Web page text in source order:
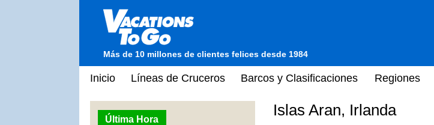
Más de 10 millones de clientes felices desde 1984
Inicio Líneas de Cruceros Barcos y Clasificaciones Regiones
Última Hora
Islas Aran, Irlanda